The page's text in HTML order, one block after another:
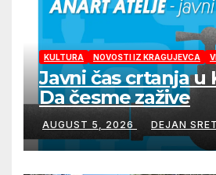
KULTURA NOVOSTI IZ KRAGUJEVCA
Javni čas crtanja u
Da česme zažive
AUGUST 5, 2026 DEJAN